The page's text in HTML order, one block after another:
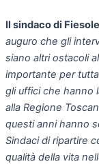
Il sindaco di
auguro che gli
siano altri ostacoli
importante per
gli uffici che hanno
alla Regione
questi anni hanno
Sindaci di ripartire
qualità della vita